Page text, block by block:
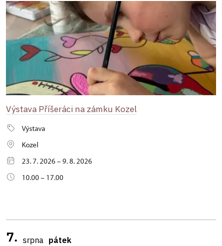
Výstava Příšeráci na zámku Kozel
Výstava
Kozel
23. 7. 2026 – 9. 8. 2026
10.00 – 17.00
7. srpna pátek